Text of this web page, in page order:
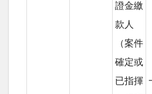
證金繳
款人
（案件
確定或
已指揮